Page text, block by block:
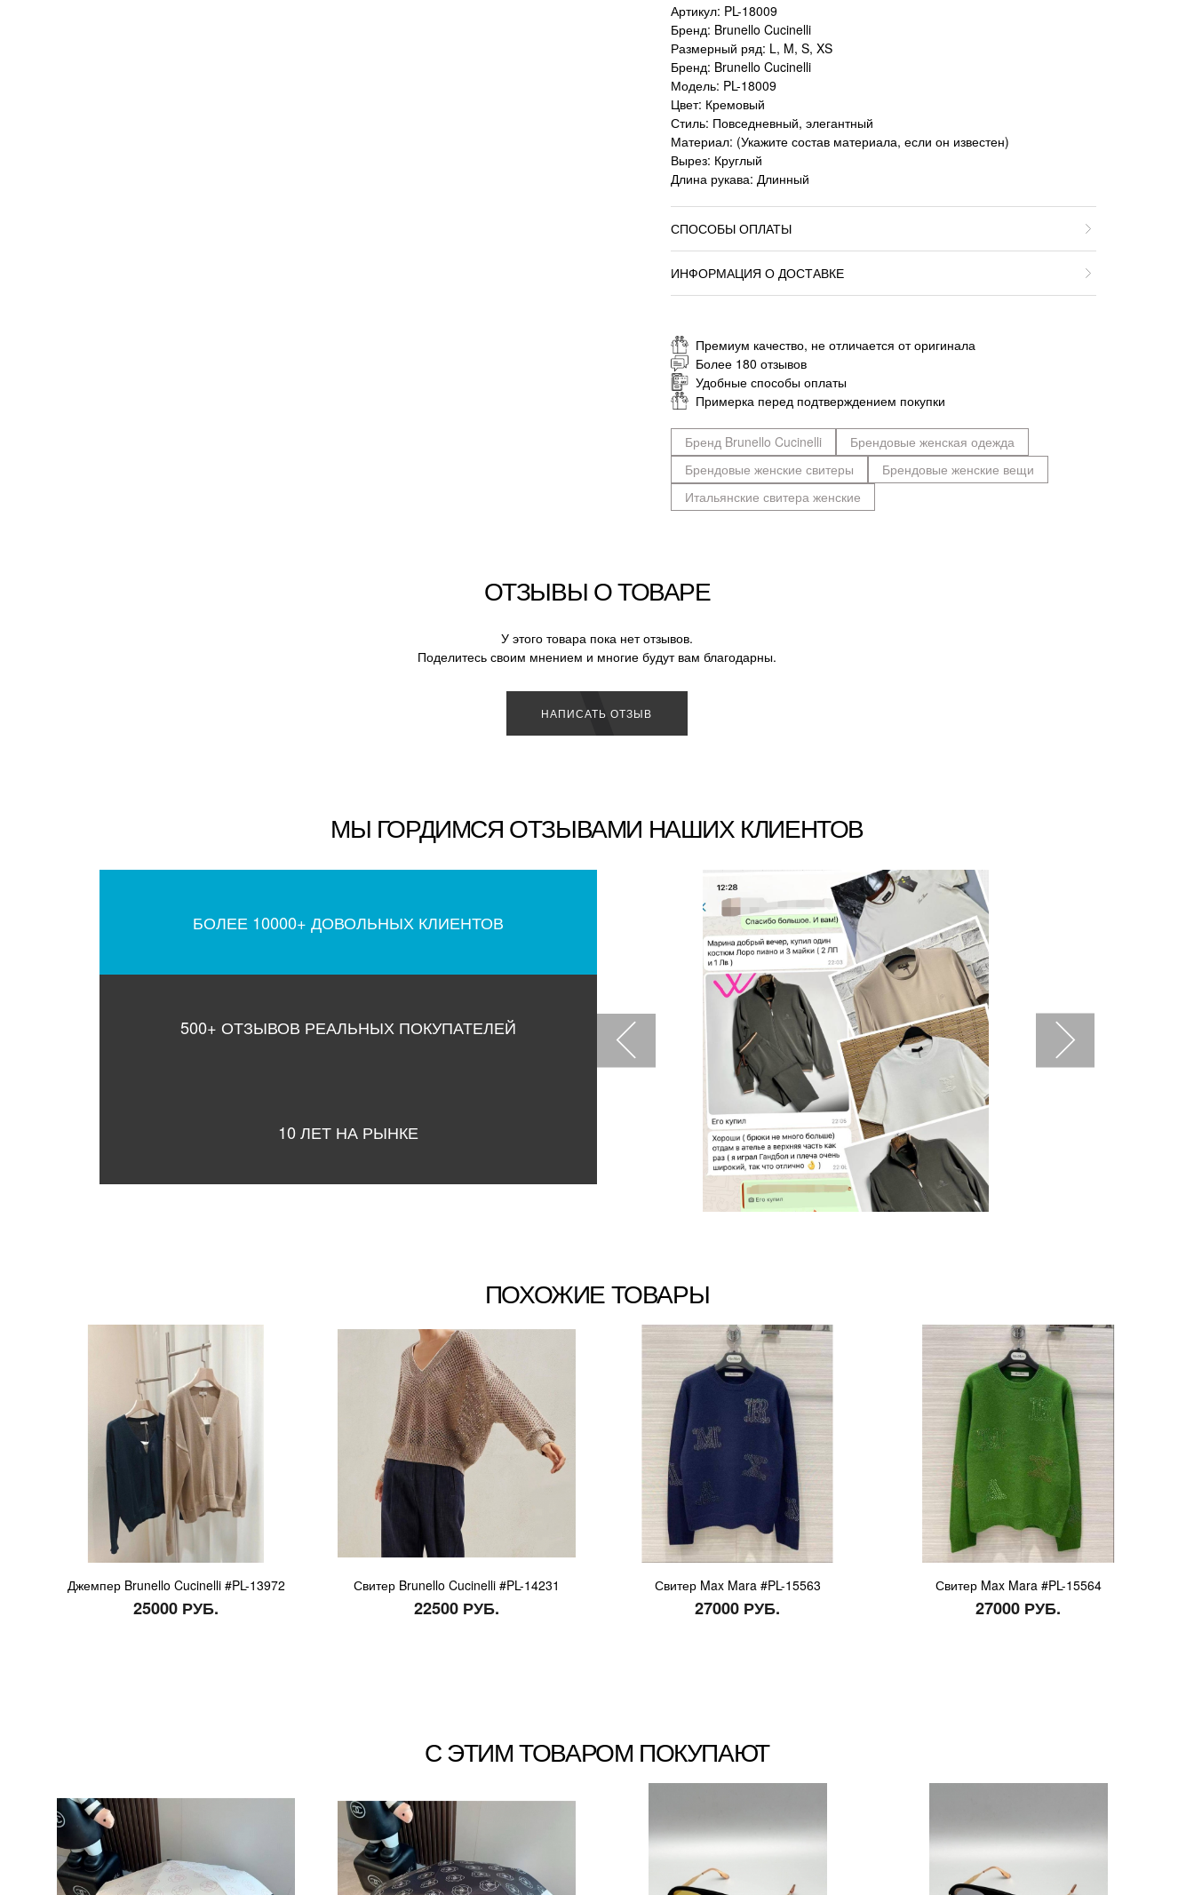
Артикул: PL-18009
Бренд: Brunello Cucinelli
Размерный ряд: L, M, S, XS
Бренд: Brunello Cucinelli
Модель: PL-18009
Цвет: Кремовый
Стиль: Повседневный, элегантный
Материал: (Укажите состав материала, если он известен)
Вырез: Круглый
Длина рукава: Длинный
СПОСОБЫ ОПЛАТЫ
ИНФОРМАЦИЯ О ДОСТАВКЕ
Премиум качество, не отличается от оригинала
Более 180 отзывов
Удобные способы оплаты
Примерка перед подтверждением покупки
Бренд Brunello Cucinelli
Брендовые женская одежда
Брендовые женские свитеры
Брендовые женские вещи
Итальянские свитера женские
ОТЗЫВЫ О ТОВАРЕ
У этого товара пока нет отзывов.
Поделитесь своим мнением и многие будут вам благодарны.
НАПИСАТЬ ОТЗЫВ
МЫ ГОРДИМСЯ ОТЗЫВАМИ НАШИХ КЛИЕНТОВ
БОЛЕЕ 10000+ ДОВОЛЬНЫХ КЛИЕНТОВ
500+ ОТЗЫВОВ РЕАЛЬНЫХ ПОКУПАТЕЛЕЙ
10 ЛЕТ НА РЫНКЕ
ПОХОЖИЕ ТОВАРЫ
Джемпер Brunello Cucinelli #PL-13972
25000 РУБ.
Свитер Brunello Cucinelli #PL-14231
22500 РУБ.
Свитер Max Mara #PL-15563
27000 РУБ.
Свитер Max Mara #PL-15564
27000 РУБ.
С ЭТИМ ТОВАРОМ ПОКУПАЮТ